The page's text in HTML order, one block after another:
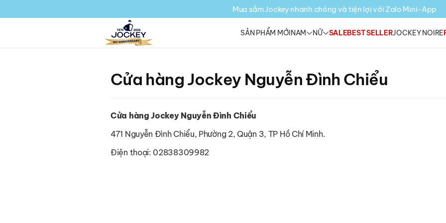
Mua sắm Jockey nhanh chóng và tiện lợi với Zalo Mini-App
SẢN PHẨM MỚINAM NỮ SALEBEST SELLERJOCKEY NOIRE
Cửa hàng Jockey Nguyễn Đình Chiểu
Cửa hàng Jockey Nguyễn Đình Chiểu
471 Nguyễn Đình Chiểu, Phường 2, Quận 3, TP Hồ Chí Minh.
Điện thoại: 02838309982